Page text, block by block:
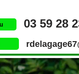
03 59 28